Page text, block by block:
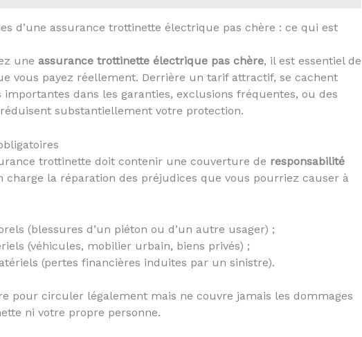
d’une assurance trottinette électrique pas chère : ce qui est
une assurance trottinette électrique pas chère, il est essentiel de
vous payez réellement. Derrière un tarif attractif, se cachent
dans les garanties, exclusions fréquentes, ou des
substantiellement votre protection.
trottinette doit contenir une couverture de responsabilité
charge la réparation des préjudices que vous pourriez causer à
(blessures d’un piéton ou d’un autre usager) ;
(véhicules, mobilier urbain, biens privés) ;
(pertes financières induites par un sinistre).
pour circuler légalement mais ne couvre jamais les dommages
ni votre propre personne.